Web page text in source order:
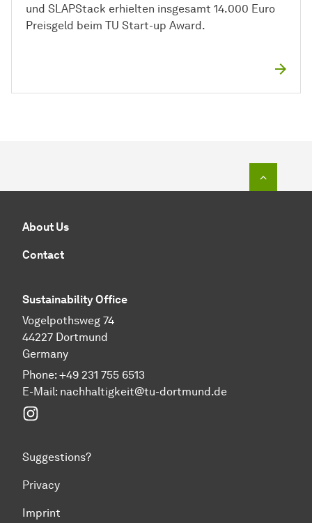
und SLAPStack erhielten insgesamt 14.000 Euro
Preisgeld beim TU Start-up Award.
About Us
Contact
Sustainability Office
Vogelpothsweg 74
44227 Dortmund
Germany
Phone: +49 231 755 6513
E-Mail: nachhaltigkeit@tu-dortmund.de
Suggestions?
Privacy
Imprint